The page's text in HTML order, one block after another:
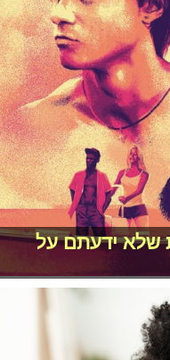
שלא ידעתם על